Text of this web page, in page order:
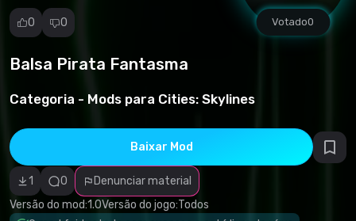
Votado0
0 0
Balsa Pirata Fantasma
Categoria - Mods para Cities: Skylines
Baixar Mod
1 0
Denunciar material
Versão do mod:1.0Versão do jogo:Todos
Denunciar
incorreta
Software
malicioso/vírus
Conteúdo não